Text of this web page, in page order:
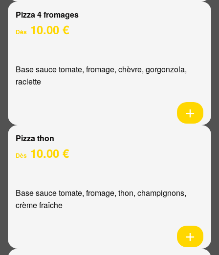
Pizza 4 fromages
Dès 10.00 €
Base sauce tomate, fromage, chèvre, gorgonzola,
raclette
Pizza thon
Dès 10.00 €
Base sauce tomate, fromage, thon, champignons,
crème fraîche